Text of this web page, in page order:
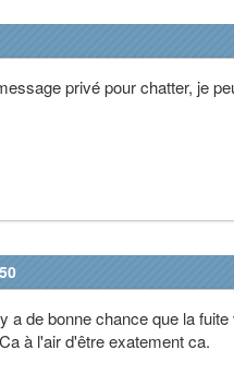
privé pour chatter, je
a de bonne chance que la
à l'air d'être exatement ca.